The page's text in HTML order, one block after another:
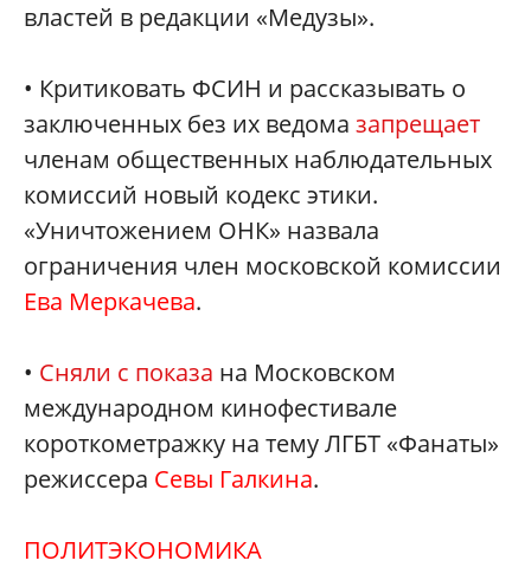
властей в редакции «Медузы».
• Критиковать ФСИН и рассказывать о
заключенных без их ведома запрещает
членам общественных наблюдательных
комиссий новый кодекс этики.
«Уничтожением ОНК» назвала
ограничения член московской комиссии
Ева Меркачева.
• Сняли с показа на Московском
международном кинофестивале
короткометражку на тему ЛГБТ «Фанаты»
режиссера Севы Галкина.
ПОЛИТЭКОНОМИКА